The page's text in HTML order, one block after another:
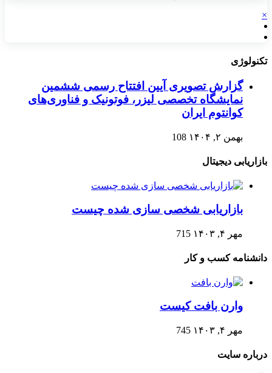
×
تکنولوژی
گزارش تصویری آیین افتتاح رسمی ششمین
نمایشگاه تخصصی لیزر، فوتونیک و فناوری‌های
کوانتوم ایران
بهمن ۲, ۱۴۰۴ 108
بازاریابی دیجیتال
بازاریابی شخصی سازی شده چیست
مهر ۴, ۱۴۰۳ 715
دانشنامه کسب و کار
وارن بافت کیست
مهر ۴, ۱۴۰۳ 745
درباره سایت